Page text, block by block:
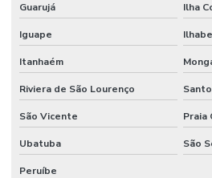
Reforma de comércio
Reforma de construção civil em geral03
Reforma corporativa empresas
Revestimento epóxi para piso de
Revestimento em polímeros
Revestimentos para pisos
Guarujá Ilha
Iguape
Itanhaém
Riviera de São Lourenço
São Vicente Praia
Ubatuba São
Peruíbe